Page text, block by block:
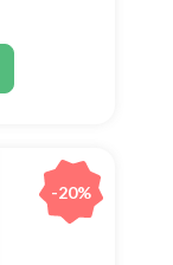
-20%